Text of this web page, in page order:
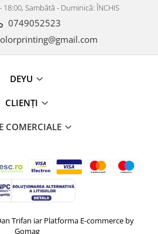
Sambătă - Duminică: ÎNCHIS
0749052523
DEYU
CLIENȚI
COMERCIALE
Trifan iar Platforma E-commerce by
Gomag